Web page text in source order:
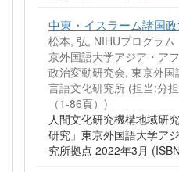
中東・イスラーム諸国
松本, 弘, NIHUプログラ
京外国語大学アジア・ア
政治変動研究会, 東京外
言語文化研究所 (担当:分
（1-86頁）)
人間文化研究機構地域研
研究」東京外国語大学ア
究所拠点 2022年3月